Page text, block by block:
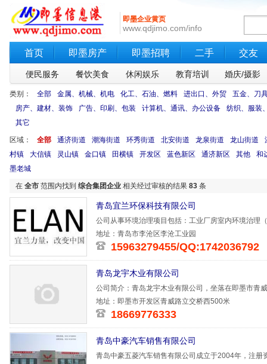
即墨企业黄页
www.qdjimo.com/info
首页 即墨房产 即墨招聘 二手 交友
便民服务 餐饮美食 休闲娱乐 教育培训 婚庆/摄影
类别： 全部 金属、机械、机电 化工、石油、燃料 进出口、外贸
五金、刀
房产、建材、装饰
广告、印刷、包装 计算机、通讯、办公设备
纺织、服装
其它
区域： 全部 通济街道 潮海街道 环秀街道 北安街道 龙泉街道 龙山街道
村镇
大信镇 灵山镇 金口镇 田横镇 开发区 蓝色新区 通济新区 其他
和
墨老城
在 全市 范围内找到 综合集团企业 相关经过审核的结果 83 条
青岛宜兰环保科技有限公司
公司从事环境治理项目包括：工业厂房室内环境治理
气/无机废
地址：青岛市李沧区李沧工业园
15963279455/QQ:1742036792
青岛龙宇木业有限公司
公司简介：青岛龙宇木业有限公司，坐落在即墨市青
3个，产值
地址：即墨市开发区青威路立交桥西500米
18669776333
青岛中豪汽车销售有限公司
青岛中豪五菱汽车销售有限公司成立于2004年，注